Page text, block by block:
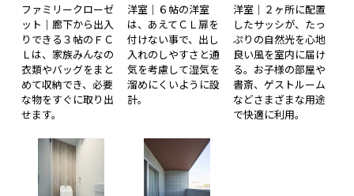
ファミリークローゼ
ット｜廊下から出入
りできる３帖のＦＣ
Ｌは、家族みんなの
衣類やバッグをまと
めて収納でき、必要
な物をすぐに取り出
せます。
洋室｜６帖の洋室
は、あえてＣＬ扉を
付けない事で、出し
入れのしやすさと通
気を考慮して湿気を
溜めにくいように設
計。
洋室｜２ヶ所に配置
したサッシが、たっ
ぷりの自然光を心地
良い風を室内に届け
る。お子様の部屋や
書斎、ゲストルーム
などさまざまな用途
で快適に利用。